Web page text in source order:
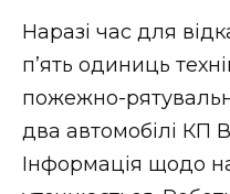
Наразі час для
п’ять одиниць
пожежно-
два автомобілі КП
Інформація щодо